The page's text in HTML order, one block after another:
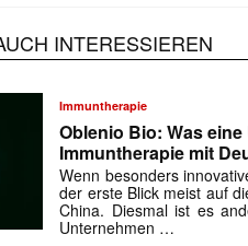
INTERESSIEREN
Immuntherapie
Oblenio Bio: Was
Immuntherapie mit
Wenn besonders
der erste Blick meist auf
China. Diesmal ist es
Unternehmen …